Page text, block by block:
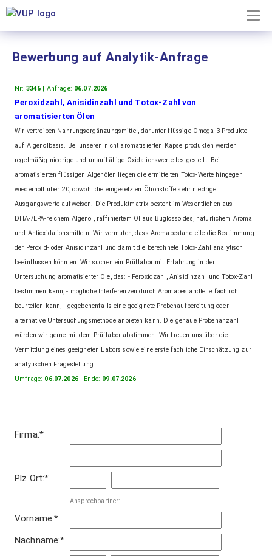
Bewerbung auf Analytik-Anfrage
Nr: 3346 | Anfrage: 06.07.2026
Peroxidzahl, Anisidinzahl und Totox-Zahl von
aromatisierten Ölen
Wir vertreiben Nahrungsergänzungsmittel, darunter flüssige Omega-3-Produkte
auf Algenölbasis. Bei unseren nicht aromatisierten Kapselprodukten werden
regelmäßig niedrige und unauffällige Oxidationswerte festgestellt. Bei
aromatisierten flüssigen Algenölen liegen die ermittelten Totox-Werte hingegen
wiederholt über 20, obwohl die eingesetzten Ölrohstoffe sehr niedrige
Ausgangswerte aufweisen. Die Produktmatrix besteht im Wesentlichen aus
DHA-/EPA-reichem Algenöl, raffiniertem Öl aus Buglossoides, natürlichem Aroma
und Antioxidationsmitteln. Wir vermuten, dass Aromabestandteile die Bestimmung
der Peroxid- oder Anisidinzahl und damit die berechnete Totox-Zahl analytisch
beeinflussen könnten. Wir suchen ein Prüflabor mit Erfahrung in der
Untersuchung aromatisierter Öle, das: - Peroxidzahl, Anisidinzahl und Totox-Zahl
bestimmen kann, - mögliche Interferenzen durch Aromabestandteile fachlich
beurteilen kann, - gegebenenfalls eine geeignete Probenaufbereitung oder
alternative Untersuchungsmethode anbieten kann. Die genaue Probenanzahl
würden wir gerne mit dem Prüflabor abstimmen. Wir freuen uns über die
Vermittlung eines geeigneten Labors sowie eine erste fachliche Einschätzung zur
analytischen Fragestellung.
Umfrage: 06.07.2026| Ende: 09.07.2026
Firma:*
Plz Ort:*
Ansprechpartner:
Vorname:*
Nachname:*
Dieser
Bereich
ist
unseren
Mitgliedern
vorbehalten.
Noch
alles
über
Ihre
Vorteile
als
Mitglied
im
VUP.
Passwort
×